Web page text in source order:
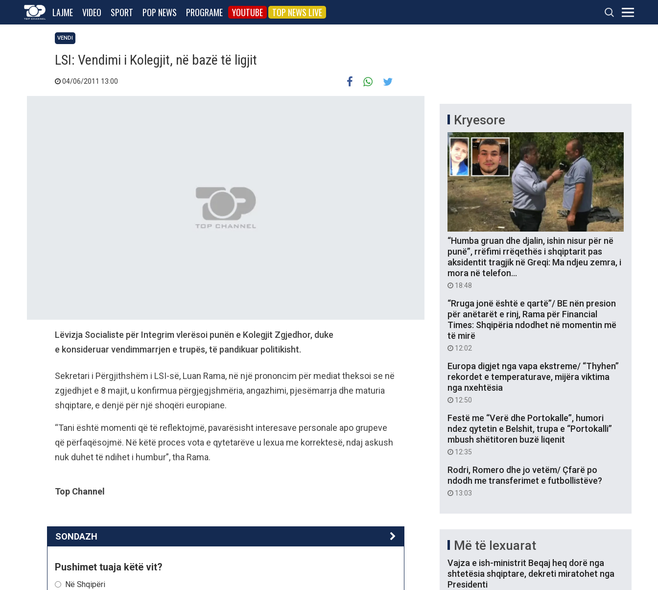
LAJME VIDEO SPORT POP NEWS PROGRAME YOUTUBE TOP NEWS LIVE
VENDI
LSI: Vendimi i Kolegjit, në bazë të ligjit
04/06/2011 13:00
Lëvizja Socialiste për Integrim vlerësoi punën e Kolegjit Zgjedhor, duke
e konsideruar vendimmarrjen e trupës, të pandikuar politikisht.
Sekretari i Përgjithshëm i LSI-së, Luan Rama, në një prononcim për mediat theksoi se në
zgjedhjet e 8 majit, u konfirmua përgjegjshmëria, angazhimi, pjesëmarrja dhe maturia
shqiptare, e denjë për një shoqëri europiane.
“Tani është momenti që të reflektojmë, pavarësisht interesave personale apo grupeve
që përfaqësojmë. Në këtë proces vota e qytetarëve u lexua me korrektesë, ndaj askush
nuk duhet të ndihet i humbur”, tha Rama.
Top Channel
SONDAZH
Pushimet tuaja këtë vit?
Në Shqipëri
Kryesore
“Humba gruan dhe djalin, ishin nisur për në
punë”, rrëfimi rrëqethës i shqiptarit pas
aksidentit tragjik në Greqi: Ma ndjeu zemra, i
mora në telefon…
18:48
“Rruga jonë është e qartë”/ BE nën presion
për anëtarët e rinj, Rama për Financial
Times: Shqipëria ndodhet në momentin më
të mirë
12:02
Europa digjet nga vapa ekstreme/ “Thyhen”
rekordet e temperaturave, mijëra viktima
nga nxehtësia
12:50
Festë me “Verë dhe Portokalle”, humori
ndez qytetin e Belshit, trupa e “Portokalli”
mbush shëtitoren buzë liqenit
12:35
Rodri, Romero dhe jo vetëm/ Çfarë po
ndodh me transferimet e futbollistëve?
13:03
Më të lexuarat
Vajza e ish-ministrit Beqaj heq dorë nga
shtetësia shqiptare, dekreti miratohet nga
Presidenti